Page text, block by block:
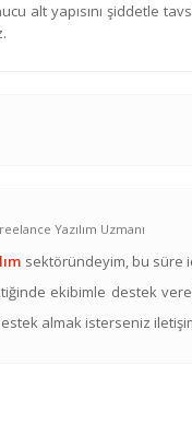
alt yapısını şiddetle
Yazılım Uzmanı
sektöründeyim, bu süre
ekibimle destek
almak isterseniz